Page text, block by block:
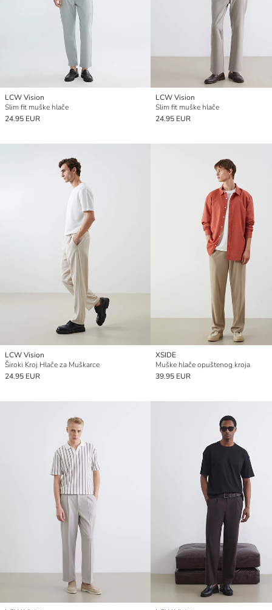
LCW Vision
Slim fit muške hlače
24.95 EUR
LCW Vision
Slim fit muške hlače
24.95 EUR
LCW Vision
Široki Kroj Hlače za Muškarce
24.95 EUR
XSIDE
Muške hlače opuštenog kroja
39.95 EUR